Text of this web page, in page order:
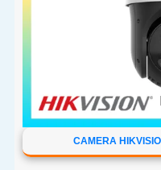
CAMERA